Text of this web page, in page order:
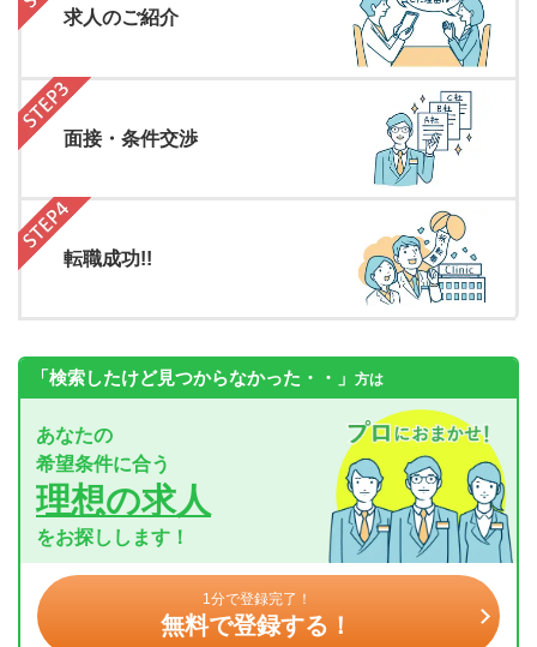
求人のご紹介
面接・条件交渉
転職成功!!
「検索したけど見つからなかった・・」 方は
あなたの
希望条件に合う
理想の求人
をお探しします！
1分で登録完了！
無料で登録する！